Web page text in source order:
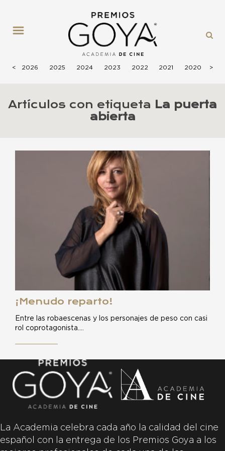
< 2026 2025 2024 2023 2022 2021 2020 >
Artículos con etiqueta La puerta
abierta
¡Menudo reparto!
Entre las robaescenas y los personajes de peso con casi
rol coprotagonista.…
La Academia celebra cada año la calidad del cine
español con la entrega de los Premios Goya a los